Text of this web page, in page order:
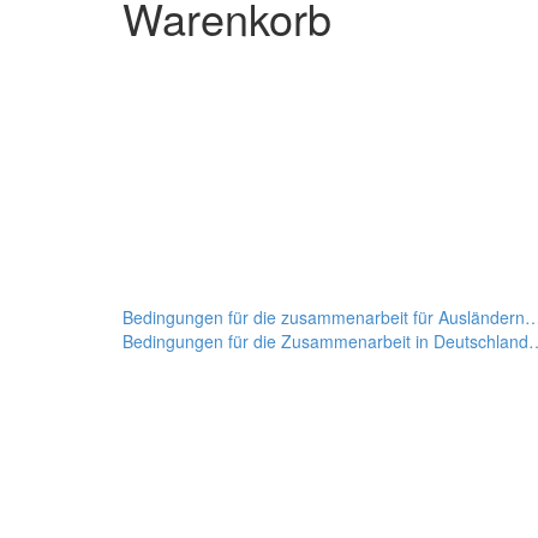
Warenkorb
Bedingungen für die zusammenarbeit für
Bedingungen für die Zusammenarbeit in